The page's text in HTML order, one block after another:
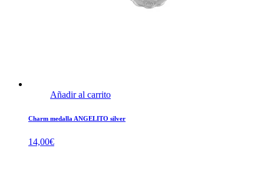
Añadir al carrito
Charm medalla ANGELITO silver
14,00€